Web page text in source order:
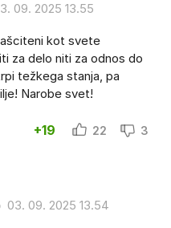
09. 2025 13.55
kot svete
za delo niti za odnos do
težkega stanja, pa
Narobe svet!
+19 22 3
03. 09. 2025 13.54